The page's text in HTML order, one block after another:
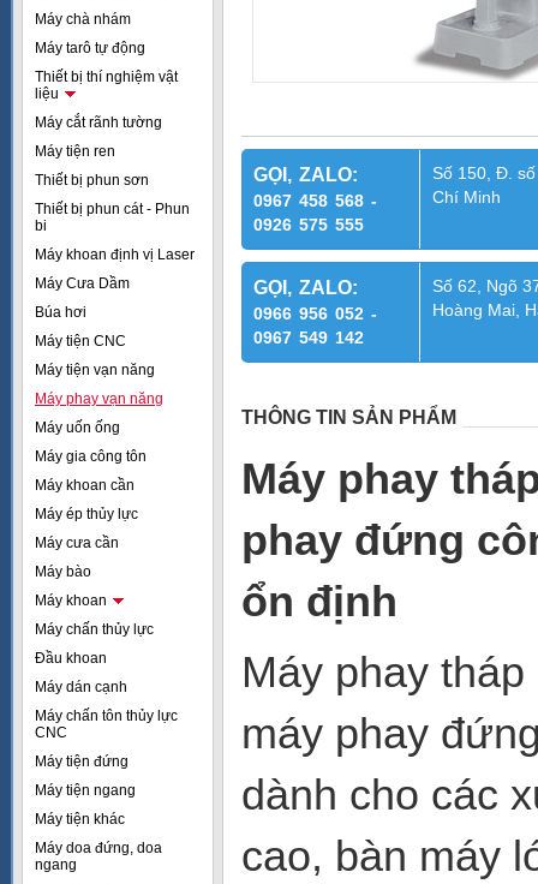
Máy chà nhám
Máy tarô tự động
Thiết bị thí nghiệm vật
liệu
Máy cắt rãnh tường
Máy tiện ren
Thiết bị phun sơn
Thiết bị phun cát - Phun
bi
Máy khoan định vị Laser
Máy Cưa Dầm
Búa hơi
Máy tiện CNC
Máy tiện vạn năng
Máy phay vạn năng
Máy uốn ống
Máy gia công tôn
Máy khoan cần
Máy ép thủy lực
Máy cưa cần
Máy bào
Máy khoan
Máy chấn thủy lực
Đầu khoan
Máy dán cạnh
Máy chấn tôn thủy lực
CNC
Máy tiện đứng
Máy tiện ngang
Máy tiện khác
Máy doa đứng, doa
ngang
GỌI, ZALO:
0967 458 568 -
0926 575 555
Số 150, Đ.
Chí Minh
GỌI, ZALO:
0966 956 052 -
0967 549 142
Số 62, Ngõ
Hoàng Mai,
THÔNG TIN SẢN PHẨM
Máy phay
phay đứng
ổn định
Máy phay
máy phay
dành cho các
cao, bàn máy